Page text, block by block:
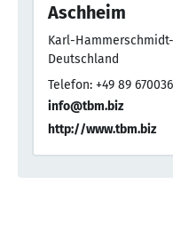
Aschheim
Karl-
Deutschland
Telefon: +49 89
info@tbm.biz
http://www.tbm.biz